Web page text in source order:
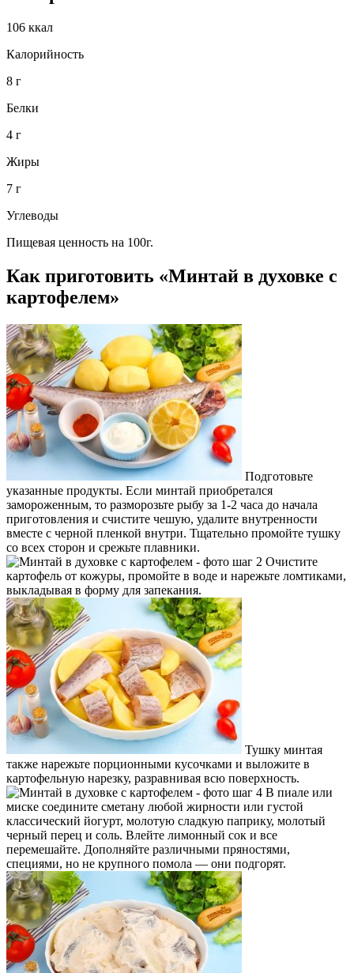
106 ккал
Калорийность
8 г
Белки
4 г
Жиры
7 г
Углеводы
Пищевая ценность на 100г.
Как приготовить «Минтай в духовке с
картофелем»
Подготовьте
указанные продукты. Если минтай приобретался
замороженным, то разморозьте рыбу за 1-2 часа до начала
приготовления и счистите чешую, удалите внутренности
вместе с черной пленкой внутри. Тщательно промойте тушку
со всех сторон и срежьте плавники.
Очистите
картофель от кожуры, промойте в воде и нарежьте ломтиками,
выкладывая в форму для запекания.
Тушку минтая
также нарежьте порционными кусочками и выложите в
картофельную нарезку, разравнивая всю поверхность.
В пиале или
миске соедините сметану любой жирности или густой
классический йогурт, молотую сладкую паприку, молотый
черный перец и соль. Влейте лимонный сок и все
перемешайте. Дополняйте различными пряностями,
специями, но не крупного помола — они подгорят.